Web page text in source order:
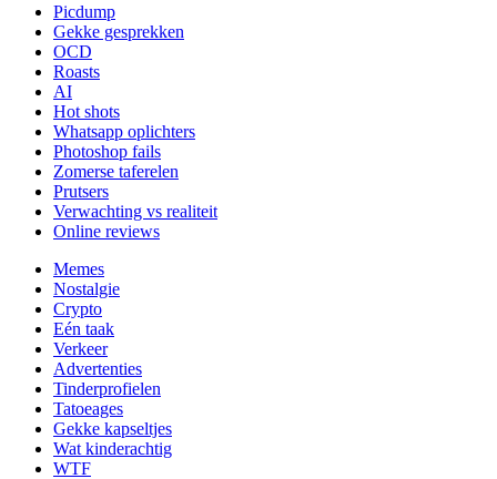
Picdump
Gekke gesprekken
OCD
Roasts
AI
Hot shots
Whatsapp oplichters
Photoshop fails
Zomerse taferelen
Prutsers
Verwachting vs realiteit
Online reviews
Memes
Nostalgie
Crypto
Eén taak
Verkeer
Advertenties
Tinderprofielen
Tatoeages
Gekke kapseltjes
Wat kinderachtig
WTF